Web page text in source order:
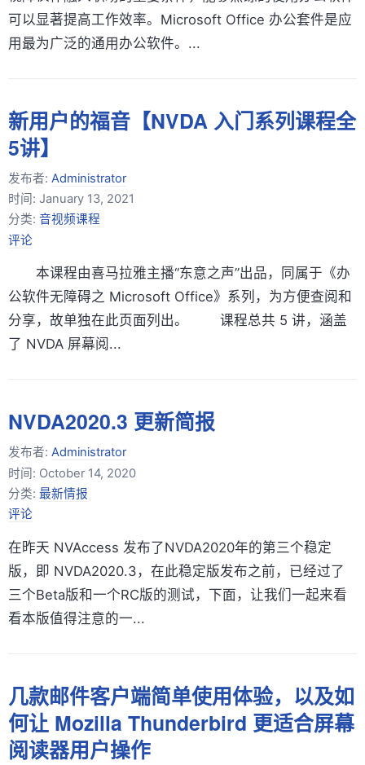
可以显著提高工作效率。Microsoft Office 办公套件是应
用最为广泛的通用办公软件。...
新用户的福音【NVDA 入门系列课程全
5讲】
发布者: Administrator
时间: January 13, 2021
分类: 音视频课程
评论
本课程由喜马拉雅主播“东意之声”出品，同属于《办
公软件无障碍之 Microsoft Office》系列，为方便查阅和
分享，故单独在此页面列出。 课程总共 5 讲，涵盖
了 NVDA 屏幕阅...
NVDA2020.3 更新简报
发布者: Administrator
时间: October 14, 2020
分类: 最新情报
评论
在昨天 NVAccess 发布了NVDA2020年的第三个稳定
版，即 NVDA2020.3，在此稳定版发布之前，已经过了
三个Beta版和一个RC版的测试，下面，让我们一起来看
看本版值得注意的一...
几款邮件客户端简单使用体验，以及如
何让 Mozilla Thunderbird 更适合屏幕
阅读器用户操作